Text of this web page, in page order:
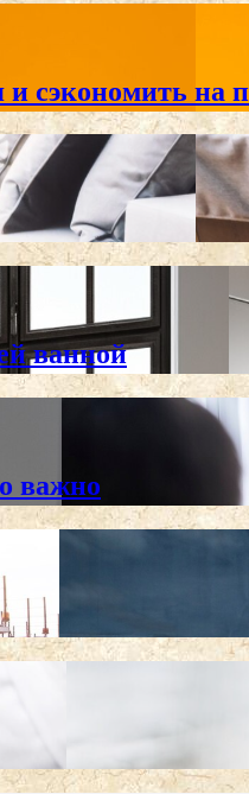
сэкономить на
ванной
важно